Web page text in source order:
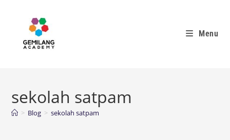
Menu
sekolah satpam
> Blog > sekolah satpam